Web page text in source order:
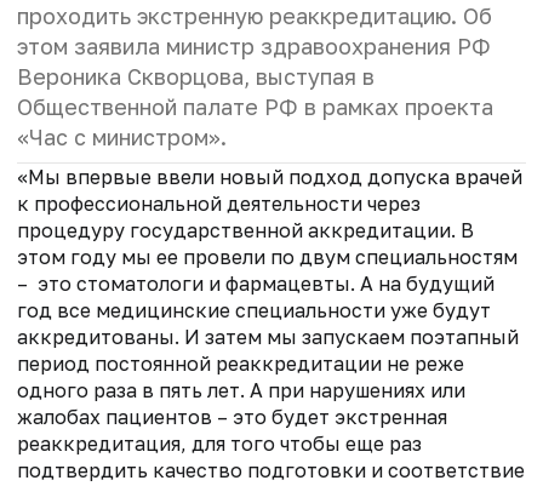
проходить экстренную реаккредитацию. Об
этом заявила министр здравоохранения РФ
Вероника Скворцова, выступая в
Общественной палате РФ в рамках проекта
«Час с министром».
«Мы впервые ввели новый подход допуска врачей
к профессиональной деятельности через
процедуру государственной аккредитации. В
этом году мы ее провели по двум специальностям
– это стоматологи и фармацевты. А на будущий
год все медицинские специальности уже будут
аккредитованы. И затем мы запускаем поэтапный
период постоянной реаккредитации не реже
одного раза в пять лет. А при нарушениях или
жалобах пациентов – это будет экстренная
реаккредитация, для того чтобы еще раз
подтвердить качество подготовки и соответствие